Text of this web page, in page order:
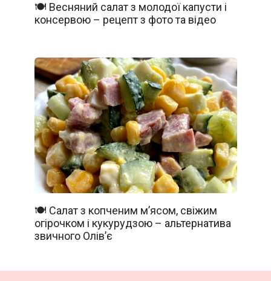
🍽️ Весняний салат з молодої капусти і
консервою – рецепт з фото та відео
🍽️ Салат з копченим м’ясом, свіжим
огірочком і кукурудзою – альтернатива
звичного Олів’є